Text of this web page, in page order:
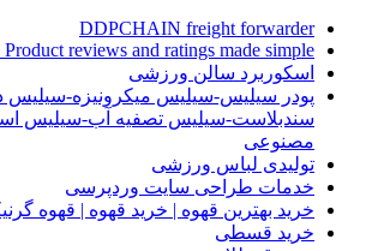
DDPCHAIN freight forwarder
reviews and ratings made simple
اسکوربرد سالن ورزشی
پودر سیلیس-سیلیس میکرونیزه-
سندبلاست-سیلیس تصفیه آب-سیلیس
مصنوعی
تولیدی لباس ورزشی
خدمات طراحی سایت وردپرسی
خرید بهترین قهوه | خرید قهوه | قهوه
خرید قسطی